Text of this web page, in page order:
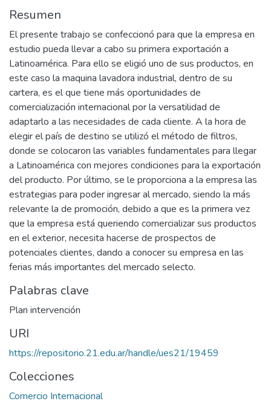
Resumen
El presente trabajo se confeccionó para que la empresa en
estudio pueda llevar a cabo su primera exportación a
Latinoamérica. Para ello se eligió uno de sus productos, en
este caso la maquina lavadora industrial, dentro de su
cartera, es el que tiene más oportunidades de
comercialización internacional por la versatilidad de
adaptarlo a las necesidades de cada cliente. A la hora de
elegir el país de destino se utilizó el método de filtros,
donde se colocaron las variables fundamentales para llegar
a Latinoamérica con mejores condiciones para la exportación
del producto. Por último, se le proporciona a la empresa las
estrategias para poder ingresar al mercado, siendo la más
relevante la de promoción, debido a que es la primera vez
que la empresa está queriendo comercializar sus productos
en el exterior, necesita hacerse de prospectos de
potenciales clientes, dando a conocer su empresa en las
ferias más importantes del mercado selecto.
Palabras clave
Plan intervención
URI
https://repositorio.21.edu.ar/handle/ues21/19459
Colecciones
Comercio Internacional